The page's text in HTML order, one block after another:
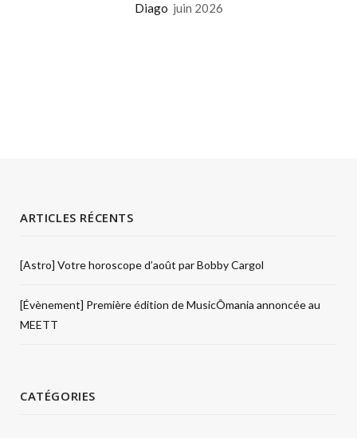
Diago juin 2026
ARTICLES RÉCENTS
[Astro] Votre horoscope d’août par Bobby Cargol
[Évènement] Première édition de MusicÔmania annoncée au
MEETT
CATÉGORIES